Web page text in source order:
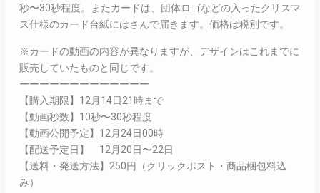
秒〜30秒程度。またカードは、団体ロゴなどの入ったクリスマ
ス仕様のカード台紙にはさんで届きます。価格は税別です。
※カードの動画の内容が異なりますが、デザインはこれまでに
販売していたものと同じです。
ーーーーーーーーーーーーー
【購入期限】12月14日21時まで
【動画秒数】10秒〜30秒程度
【動画公開予定】12月24日00時
【配送予定日】 12月20日〜22日
【送料・発送方法】250円（クリックポスト・商品梱包料込
み）